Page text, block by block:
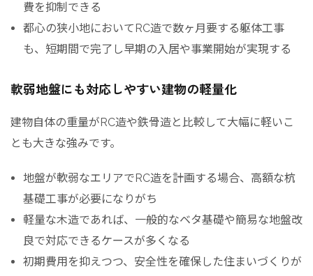
費を抑制できる
都心の狭小地においてRC造で数ヶ月要する躯体工事
も、短期間で完了し早期の入居や事業開始が実現する
軟弱地盤にも対応しやすい建物の軽量化
建物自体の重量がRC造や鉄骨造と比較して大幅に軽いこ
とも大きな強みです。
地盤が軟弱なエリアでRC造を計画する場合、高額な杭
基礎工事が必要になりがち
軽量な木造であれば、一般的なベタ基礎や簡易な地盤改
良で対応できるケースが多くなる
初期費用を抑えつつ、安全性を確保した住まいづくりが